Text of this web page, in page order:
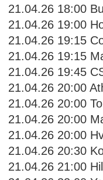
21.04.26 18:00
21.04.26 19:00
21.04.26 19:15
21.04.26 19:15
21.04.26 19:45
21.04.26 20:00
21.04.26 20:00
21.04.26 20:00
21.04.26 20:00
21.04.26 20:30
21.04.26 21:00